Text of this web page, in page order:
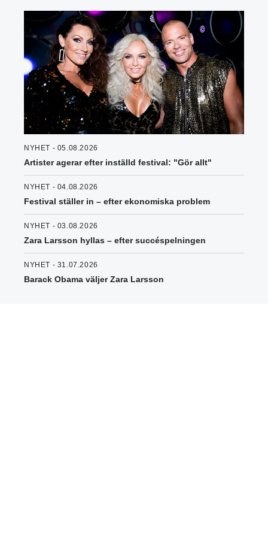
NYHET - 05.08.2026
Artister agerar efter inställd festival: "Gör allt"
NYHET - 04.08.2026
Festival ställer in – efter ekonomiska problem
NYHET - 03.08.2026
Zara Larsson hyllas – efter succéspelningen
NYHET - 31.07.2026
Barack Obama väljer Zara Larsson